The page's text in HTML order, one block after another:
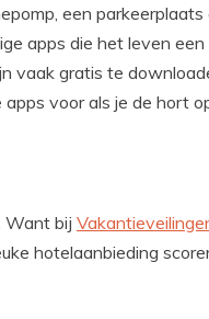
een
apps die het leven
vaak gratis te
voor als je de hort
Want bij
hotelaanbieding